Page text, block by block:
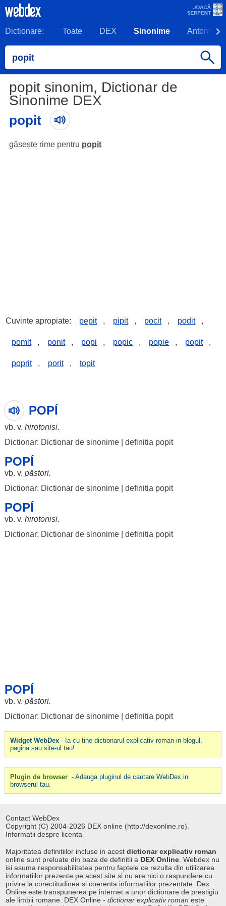
Dictionare: Toate DEX Sinonime Antonime
popit sinonim, Dictionar de
Sinonime DEX
popit
găsește rime pentru popit
Cuvinte apropiate: pepit , pipit , pocit , podit ,
pomit , ponit , popi , popic , popie , popit ,
poprit , porit , topit
POPÍ
vb. v. hirotonisi.
Dictionar: Dictionar de sinonime| definitia popit
POPÍ
vb. v. păstori.
Dictionar: Dictionar de sinonime| definitia popit
POPÍ
vb. v. hirotonisi.
Dictionar: Dictionar de sinonime| definitia popit
POPÍ
vb. v. păstori.
Dictionar: Dictionar de sinonime| definitia popit
Widget WebDex- Ia cu tine dictionarul explicativ roman in blogul,
pagina sau site-ul tau!
Plugin de browser - Adauga pluginul de cautare WebDex in
browserul tau.
Contact WebDex
Copyright (C) 2004-2026 DEX online (http://dexonline.ro).
Informatii despre licenta
Majoritatea definitiilor incluse in acestdictionar explicativ roman
online sunt preluate din baza de definitii a DEX Online . Webdex nu
isi asuma responsabilitatea pentru faptele ce rezulta din utilizarea
informatiilor prezente pe acest site si nu are nici o raspundere cu
privire la corectitudinea si coerenta informatiilor prezentate. Dex
Online este transpunerea pe internet a unor dictionare de prestigiu
ale limbii romane. DEX Online -dictionar explicativ roman este